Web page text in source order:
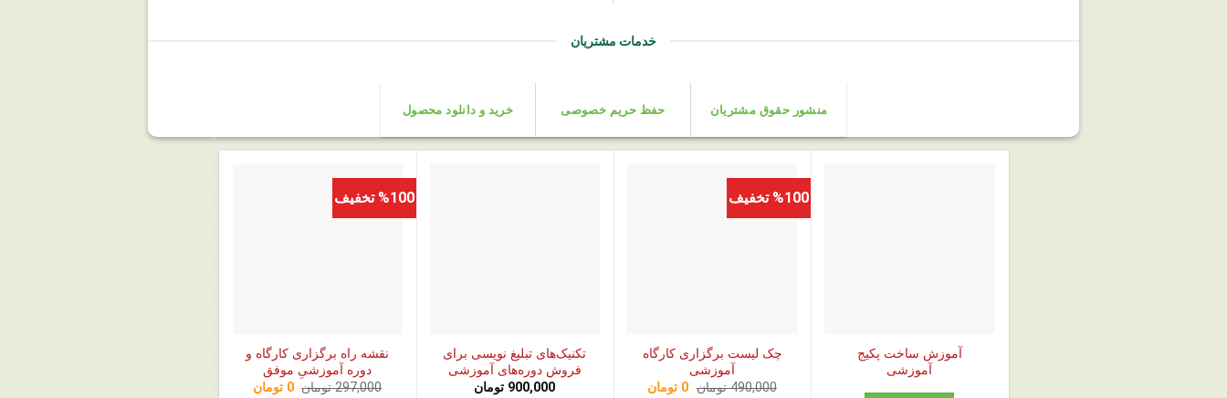
خدمات مشتریان
منشور حقوق مشتریان حفظ حریم خصوصی خرید و دانلود محصول
آموزش ساخت پکیج
آموزشی
%100 تخفیف
چک‌ لیست برگزاری کارگاه
آموزشی
490,000 تومان قیمت
0 تومانقیمت
تکنیک‌های تبلیغ نویسی برای
فروش دوره‌های آموزشی
900,000 تومان
%100 تخفیف
نقشه راه برگزاری کارگاه و
دوره آموزشیِ موفق
297,000 تومان قیمت
0 تومان